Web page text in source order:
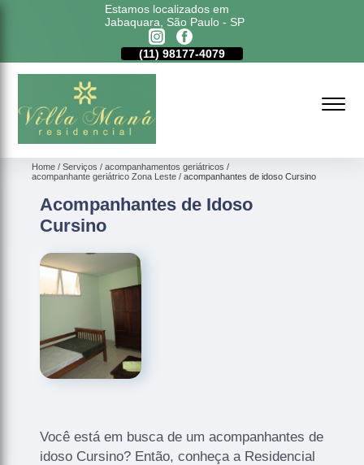
Estamos localizados em
Jabaquara, São Paulo - SP
(11) 98177-4079
Home Serviços
acompanhamentos geriátricos
acompanhante geriátrico Zona Leste
acompanhantes de idoso Cursino
Acompanhantes de Idoso
Cursino
Você está em busca de um acompanhantes de
idoso Cursino? Então, conheça a Residencial